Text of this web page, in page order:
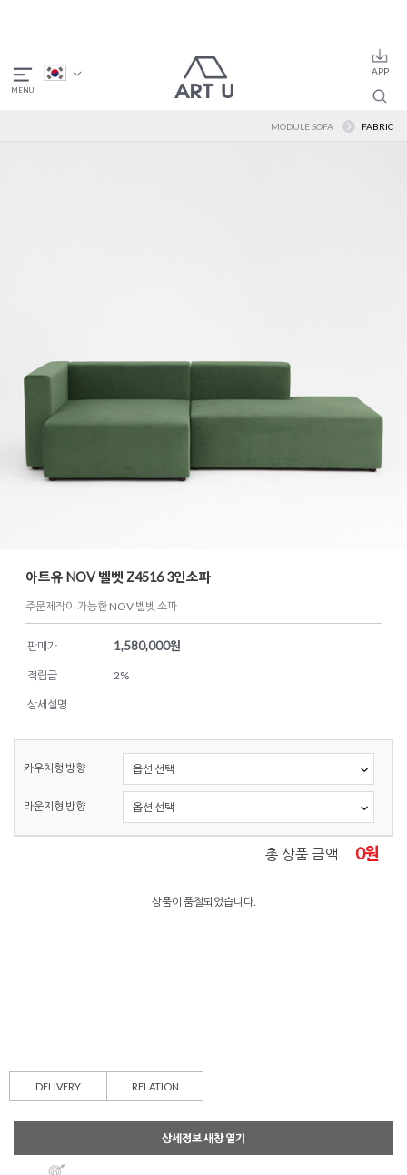
MODULE SOFA FABRIC
아트유 NOV 벨벳 Z4516 3인소파
주문제작이 가능한 NOV 벨벳 소파
판매가 1,580,000원
적립금 2%
상세설명
카우치형 방향
라운지형 방향
총 상품 금액 0원
상품이 품절되었습니다.
DELIVERY RELATION
상세정보 새창 열기